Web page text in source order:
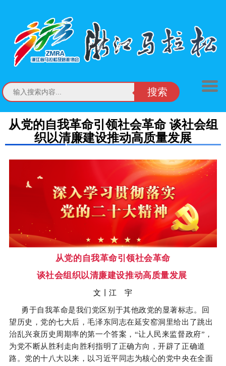
搜索
从党的自我革命引领社会革命 谈社会组
织以清廉建设推动高质量发展
从党的自我革命引领社会革命
谈社会组织以清廉建设推动高质量发展
文丨江 宇
勇于自我革命是我们党区别于其他政党的显著标志。回
望历史，党的七大后，毛泽东同志在延安窑洞里给出了跳出
治乱兴衰历史周期率的第一个答案，“让人民来监督政府”，
为党不断从胜利走向胜利指明了正确方向，开辟了正确道
路。党的十八大以来，以习近平同志为核心的党中央在全面